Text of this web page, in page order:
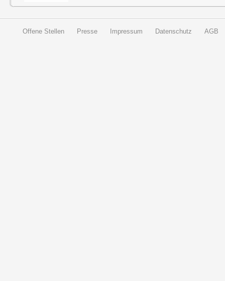
Offene Stellen Presse Impressum Datenschutz AGB